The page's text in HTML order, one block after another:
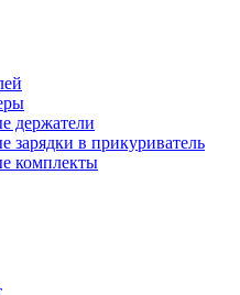
держатели
зарядки в прикуриватель
комплекты